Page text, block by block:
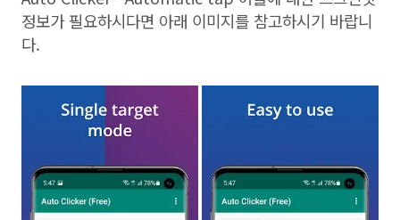
정보가 필요하시다면 아래 이미지를 참고하시기 바랍니
다.